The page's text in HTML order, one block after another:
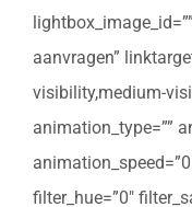
aanvragen”
visibility,medium-
animation_type=””
filter_hue=”0″